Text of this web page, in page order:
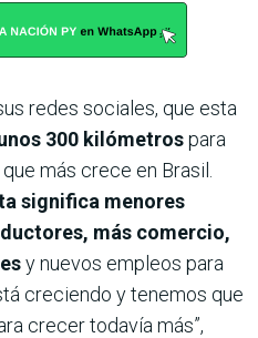
redes sociales, que esta
300 kilómetrospara
más crece en Brasil.
significa menores
más comercio,
y nuevos empleos para
creciendo y tenemos que
crecer todavía más”,